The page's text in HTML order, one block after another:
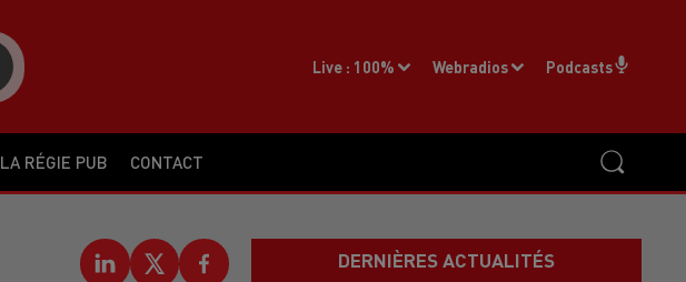
LA RÉGIE PUB CONTACT
Live : 100% Webradios Podcasts
DERNIÈRES ACTUALITÉS